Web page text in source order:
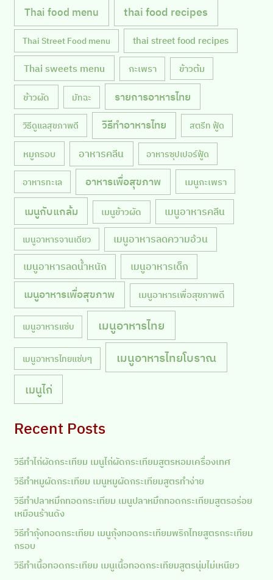
Thai food menu thai food recipes
Thai Street Food menu thai street food recipes
Thai sweets menu กะเพรา ข้าวต้ม
ข้าวผัด มัทฉะ รายการอาหารไทย
วิธีดูแลสุขภาพดี วิธีทำอาหารไทย สตรีท ฟู้ด
หมูกรอบ อาหารคลีน อาหารซุปเปอร์ฟู้ด
อาหารทะเล อาหารเพื่อสุขภาพ เมนูกะเพรา
เมนูกับแกล้ม เมนูข้าวผัด เมนูอาหารคลีน
เมนูอาหารจานเดียว เมนูอาหารลดความอ้วน
เมนูอาหารลดน้ำหนัก เมนูอาหารเด็ก
เมนูอาหารเพื่อสุขภาพ เมนูอาหารเพื่อสุขภาพดี
เมนูอาหารแซ่บ เมนูอาหารไทย
เมนูอาหารไทยแซ่บๆ เมนูอาหารไทยโบราณ
เมนูไก่
Recent Posts
วิธีทำไก่ผัดกระเทียม เมนูไก่ผัดกระเทียมสูตรหอมเครื่องเทศ
วิธีทำหมูผัดกระเทียม เมนูหมูผัดกระเทียมสูตรทำง่าย
วิธีทำปลาหมึกทอดกระเทียม เมนูปลาหมึกทอดกระเทียมสูตรอร่อย
เหมือนร้านดัง
วิธีทำกุ้งทอดกระเทียม เมนูกุ้งทอดกระเทียมพริกไทยสูตรกระเทียม
กรอบ
วิธีทำเนื้อทอดกระเทียม เมนูเนื้อทอดกระเทียมสูตรนุ่มไม่เหนียว